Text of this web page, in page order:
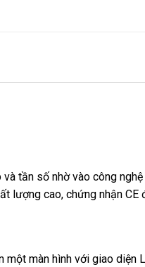
tần số nhờ vào công
lượng cao, chứng nhận
màn hình với giao